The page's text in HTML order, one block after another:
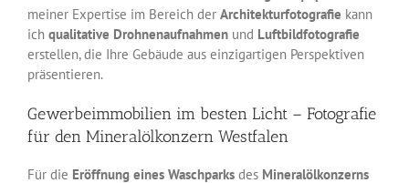
meiner Expertise im Bereich der Architekturfotografie kann
ich qualitative Drohnenaufnahmenund Luftbildfotografie
erstellen, die Ihre Gebäude aus einzigartigen Perspektiven
präsentieren.
Gewerbeimmobilien im besten Licht – Fotografie
für den Mineralölkonzern Westfalen
Für die Eröffnung eines Waschparksdes Mineralölkonzerns